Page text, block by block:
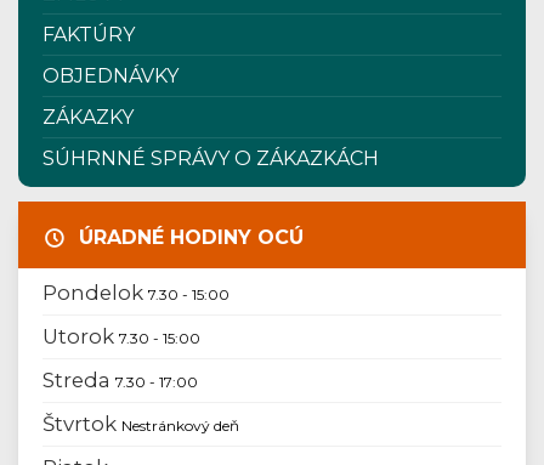
FAKTÚRY
OBJEDNÁVKY
ZÁKAZKY
SÚHRNNÉ SPRÁVY O ZÁKAZKÁCH
ÚRADNÉ HODINY OCÚ
Pondelok 7.30 - 15:00
Utorok 7.30 - 15:00
Streda 7.30 - 17:00
Štvrtok Nestránkový deň